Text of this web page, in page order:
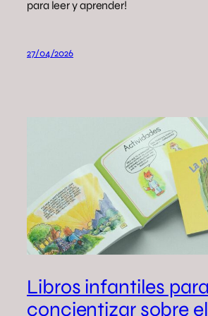
para leer y aprender!
27/04/2026
Libros infantiles para
concientizar sobre